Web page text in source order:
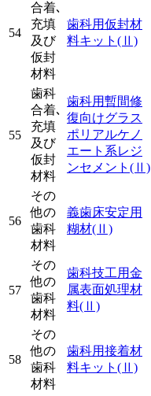
54
合着､
充填
及び
仮封
材料
歯科用仮封材
料キット (Ⅱ)
55
歯科
合着､
充填
及び
仮封
材料
歯科用暫間修
復向けグラス
ポリアルケノ
エート系レジ
ンセメント (Ⅱ)
56
その
他の
歯科
材料
義歯床安定用
糊材(Ⅱ)
57
その
他の
歯科
材料
歯科技工用金
属表面処理材
料(Ⅱ)
58
その
他の
歯科
材料
歯科用接着材
料キット (Ⅱ)